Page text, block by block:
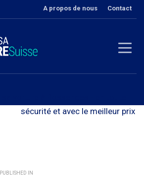
A propos de nous Contact
sécurité et avec le meilleur prix
PUBLISHED IN